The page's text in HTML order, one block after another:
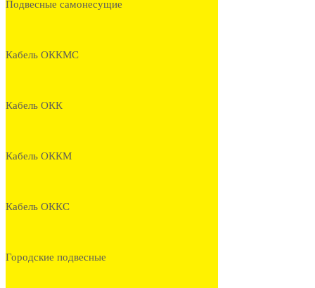
Подвесные самонесущие
Кабель ОККМС
Кабель ОКК
Кабель ОККМ
Кабель ОККС
Городские подвесные